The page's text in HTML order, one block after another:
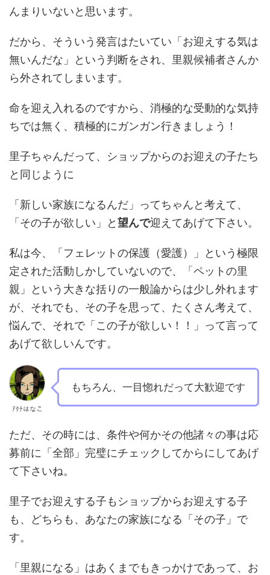
んまりいないと思います。
だから、そういう発言はたいてい「お迎えする気は
無いんだな」という判断をされ、里親候補者さんか
ら外されてしまいます。
命を迎え入れるのですから、消極的な受動的な気持
ちでは無く、積極的にガンガン行きましょう！
里子ちゃんだって、ショップからのお迎えの子たち
と同じように
「新しい家族になるんだ」ってちゃんと考えて、
「その子が欲しい」と望んで迎えてあげて下さい。
私は今、「フェレットの保護（愛護）」という極限
定された活動しかしていないので、「ペットの里
親」という大きな括りの一般論からは少し外れます
が、それでも、その子を思って、たくさん考えて、
悩んで、それで「この子が欲しい！！」って言って
あげて欲しいんです。
ｱﾀﾁはなこ
もちろん、一目惚れだって大歓迎です
ただ、その時には、条件や何かその他諸々の事は応
募前に「全部」完璧にチェックしてからにしてあげ
て下さいね。
里子でお迎えする子もショップからお迎えする子
も、どちらも、あなたの家族になる「その子」で
す。
「里親になる」はあくまでもきっかけであって、お